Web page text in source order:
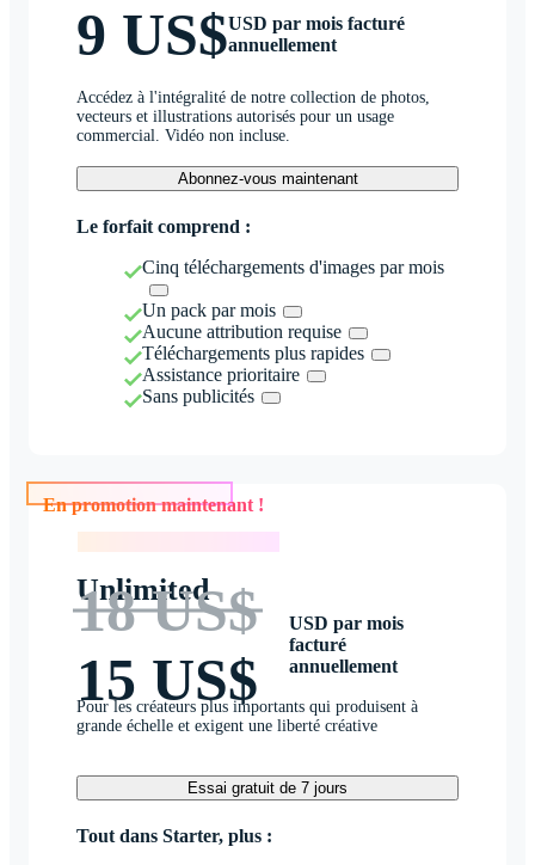
9 US$USD par mois facturé
annuellement
Accédez à l'intégralité de notre collection de photos,
vecteurs et illustrations autorisés pour un usage
commercial. Vidéo non incluse.
Abonnez-vous maintenant
Le forfait comprend :
Cinq téléchargements d'images par mois
Un pack par mois
Aucune attribution requise
Téléchargements plus rapides
Assistance prioritaire
Sans publicités
En promotion maintenant !
Unlimited
18 US$
15 US$
USD par mois
facturé
annuellement
Pour les créateurs plus importants qui produisent à
grande échelle et exigent une liberté créative
Essai gratuit de 7 jours
Tout dans Starter, plus :